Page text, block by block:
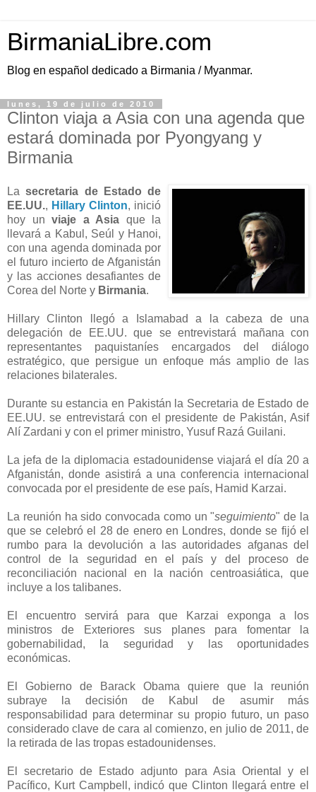
BirmaniaLibre.com
Blog en español dedicado a Birmania / Myanmar.
lunes, 19 de julio de 2010
Clinton viaja a Asia con una agenda que
estará dominada por Pyongyang y
Birmania
Lasecretaria de Estado de
EE.UU., Hillary Clinton, inició
hoy un viaje a Asia que la
llevará a Kabul, Seúl y Hanoi,
con una agenda dominada por
el futuro incierto de Afganistán
y las acciones desafiantes de
Corea del Norte y Birmania.
Hillary Clinton llegó a Islamabad a la cabeza de una
delegación de EE.UU. que se entrevistará mañana con
representantes paquistaníes encargados del diálogo
estratégico, que persigue un enfoque más amplio de las
relaciones bilaterales.
Durante su estancia en Pakistán la Secretaria de Estado de
EE.UU. se entrevistará con el presidente de Pakistán, Asif
Alí Zardani y con el primer ministro, Yusuf Razá Guilani.
La jefa de la diplomacia estadounidense viajará el día 20 a
Afganistán, donde asistirá a una conferencia internacional
convocada por el presidente de ese país, Hamid Karzai.
La reunión ha sido convocada como un "seguimiento" de la
que se celebró el 28 de enero en Londres, donde se fijó el
rumbo para la devolución a las autoridades afganas del
control de la seguridad en el país y del proceso de
reconciliación nacional en la nación centroasiática, que
incluye a los talibanes.
El encuentro servirá para que Karzai exponga a los
ministros de Exteriores sus planes para fomentar la
gobernabilidad, la seguridad y las oportunidades
económicas.
El Gobierno de Barack Obama quiere que la reunión
subraye la decisión de Kabul de asumir más
responsabilidad para determinar su propio futuro, un paso
considerado clave de cara al comienzo, en julio de 2011, de
la retirada de las tropas estadounidenses.
El secretario de Estado adjunto para Asia Oriental y el
Pacífico, Kurt Campbell, indicó que Clinton llegará entre el